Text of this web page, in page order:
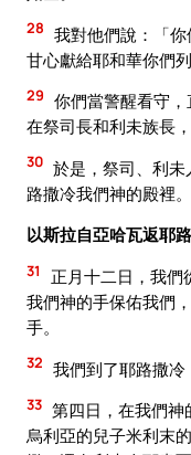
28 我對他們說：「
甘心獻給耶和華你們列
29 你們當警醒看守
在祭司長和利未族長
30 於是，祭司、利
路撒冷我們神的殿裡。
以斯拉自亞哈瓦返耶
31
正月十二日，我們
我們神的手保佑我們
手。
32 我們到了耶路撒冷
33 第四日，在我們神
烏利亞的兒子米利末